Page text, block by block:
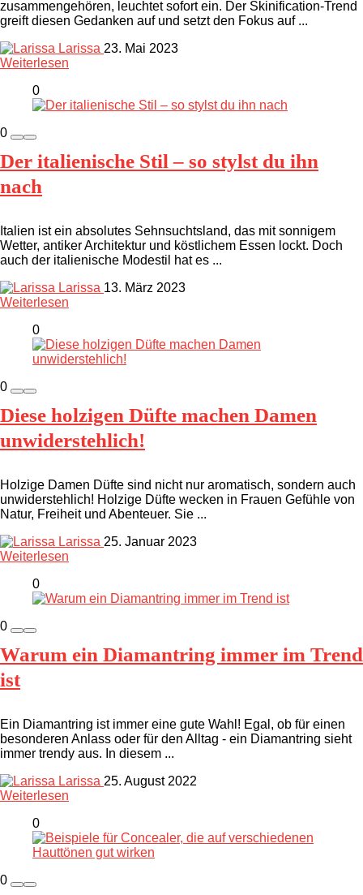
zusammengehören, leuchtet sofort ein. Der Skinification-Trend
greift diesen Gedanken auf und setzt den Fokus auf ...
Larissa 23. Mai 2023
Weiterlesen
0
0
Der italienische Stil – so stylst du ihn
nach
Italien ist ein absolutes Sehnsuchtsland, das mit sonnigem
Wetter, antiker Architektur und köstlichem Essen lockt. Doch
auch der italienische Modestil hat es ...
Larissa 13. März 2023
Weiterlesen
0
0
Diese holzigen Düfte machen Damen
unwiderstehlich!
Holzige Damen Düfte sind nicht nur aromatisch, sondern auch
unwiderstehlich! Holzige Düfte wecken in Frauen Gefühle von
Natur, Freiheit und Abenteuer. Sie ...
Larissa 25. Januar 2023
Weiterlesen
0
0
Warum ein Diamantring immer im Trend
ist
Ein Diamantring ist immer eine gute Wahl! Egal, ob für einen
besonderen Anlass oder für den Alltag - ein Diamantring sieht
immer trendy aus. In diesem ...
Larissa 25. August 2022
Weiterlesen
0
0